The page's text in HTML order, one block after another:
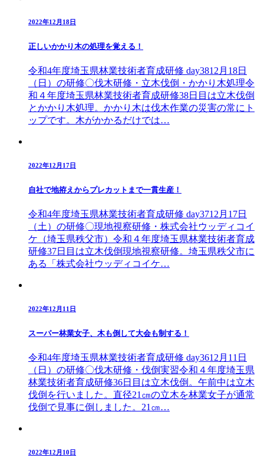
2022年12月18日
正しいかかり木の処理を覚える！
令和4年度埼玉県林業技術者育成研修 day3812月18日
（日）の研修〇伐木研修・立木伐倒・かかり木処理令
和４年度埼玉県林業技術者育成研修38日目は立木伐倒
とかかり木処理。かかり木は伐木作業の災害の常にト
ップです。木がかかるだけでは…
2022年12月17日
自社で地拵えからプレカットまで一貫生産！
令和4年度埼玉県林業技術者育成研修 day3712月17日
（土）の研修〇現地視察研修・株式会社ウッディコイ
ケ（埼玉県秩父市）令和４年度埼玉県林業技術者育成
研修37日目は立木伐倒現地視察研修。埼玉県秩父市に
ある「株式会社ウッディコイケ…
2022年12月11日
スーパー林業女子、木も倒して大会も制する！
令和4年度埼玉県林業技術者育成研修 day3612月11日
（日）の研修〇伐木研修・伐倒実習令和４年度埼玉県
林業技術者育成研修36日目は立木伐倒。午前中は立木
伐倒を行いました。直径21㎝の立木を林業女子が通常
伐倒で見事に倒しました。21㎝…
2022年12月10日